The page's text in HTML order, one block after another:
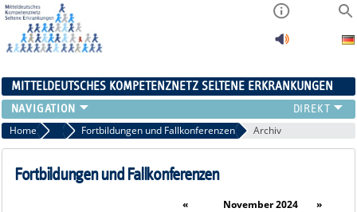
MITTELDEUTSCHES KOMPETENZNETZ SELTENE ERKRANKUNGEN
ÜBERSICHT
A-ZENTRUM
FACHZENTREN
Home AktuellesFortbildungen und Fallkonferenzen Archiv
Fortbildungen und Fallkonferenzen
« November 2024
»